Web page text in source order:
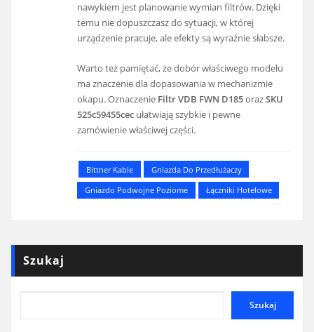
nawykiem jest planowanie wymian filtrów. Dzięki
temu nie dopuszczasz do sytuacji, w której
urządzenie pracuje, ale efekty są wyraźnie słabsze.
Warto też pamiętać, że dobór właściwego modelu
ma znaczenie dla dopasowania w mechanizmie
okapu. Oznaczenie Filtr VDB FWN D185orazSKU
525c59455cec ułatwiają szybkie i pewne
zamówienie właściwej części.
Bittner Kable
Gniazda Do Przedłużaczy
Gniazdo Podwojne Poziome
Łączniki Hotelowe
Szukaj
Szukaj